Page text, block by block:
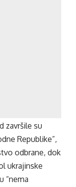
završile su
Republike”,
odbrane, dok
ukrajinske
“nema